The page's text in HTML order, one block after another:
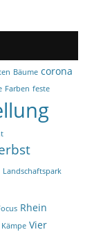
Bäume corona
Farben feste
Landschaftspark
Rhein
Vier